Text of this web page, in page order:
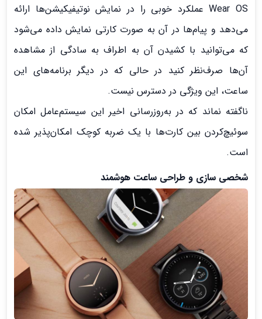
Wear OS عملکرد خوبی را در نمایش نوتیفیکیشن‌ها ارائه
می‌دهد و پیام‌ها در آن به صورت کارتی نمایش داده می‌شود
که می‌توانید با کشیدن آن به اطراف به سادگی از مشاهده
آن‌ها صرف‌نظر کنید در حالی که در دیگر برنامه‌های این
ساعت، این ویژگی در دسترس نیست.
ناگفته نماند که در به‌روزرسانی اخیر این سیستم‌عامل امکان
سوئیچ‌کردن بین کارت‌ها با یک ضربه کوچک امکان‌پذیر شده
است.
شخصی سازی و طراحی ساعت هوشمند